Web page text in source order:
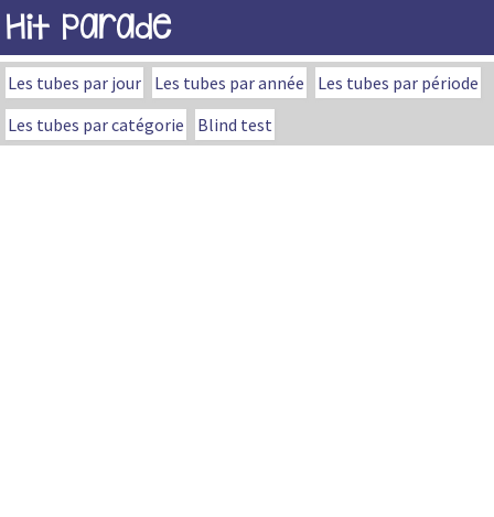
Hit Parade
Les tubes par jour Les tubes par année
Les tubes par période
Les tubes par catégorie
Blind test